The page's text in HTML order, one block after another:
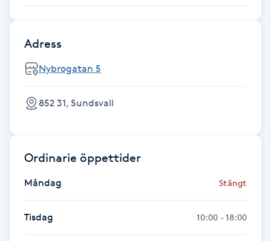
Gelenaglar
Gellack
Gellack med förstärkning
Gravidyoga
Gruppträning
Gua Sha-massage
Adress
Nybrogatan 5
852 31, Sundsvall
Ordinarie öppettider
Måndag Stängt
Tisdag 10:00 - 18:00